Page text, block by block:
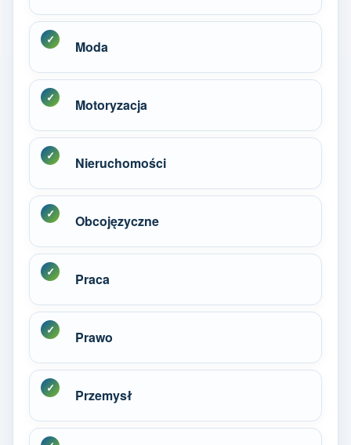
Moda
Motoryzacja
Nieruchomości
Obcojęzyczne
Praca
Prawo
Przemysł